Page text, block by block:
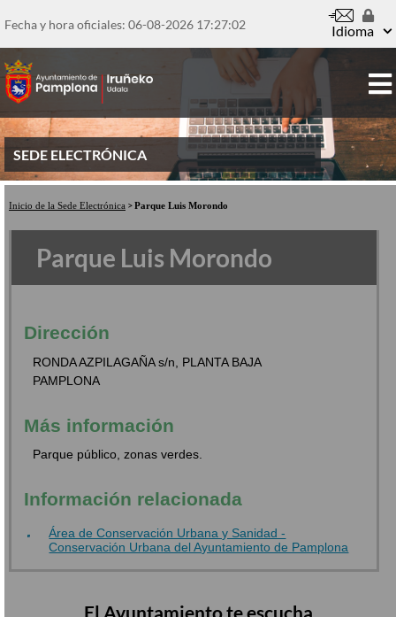
al
principal
Fecha y hora oficiales: 06-08-2026 17:27:02 Idioma
SEDE ELECTRÓNICA
Inicio de la Sede Electrónica Parque Luis Morondo
Parque Luis Morondo
Dirección
RONDA AZPILAGAÑA s/n, PLANTA BAJA
PAMPLONA
Más información
Parque público, zonas verdes.
Información relacionada
Área de Conservación Urbana y Sanidad -
Conservación Urbana del Ayuntamiento de Pamplona
El Ayuntamiento te escucha